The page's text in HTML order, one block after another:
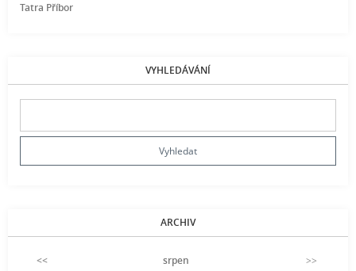
Tatra Příbor
VYHLEDÁVÁNÍ
ARCHIV
<< srpen
>>